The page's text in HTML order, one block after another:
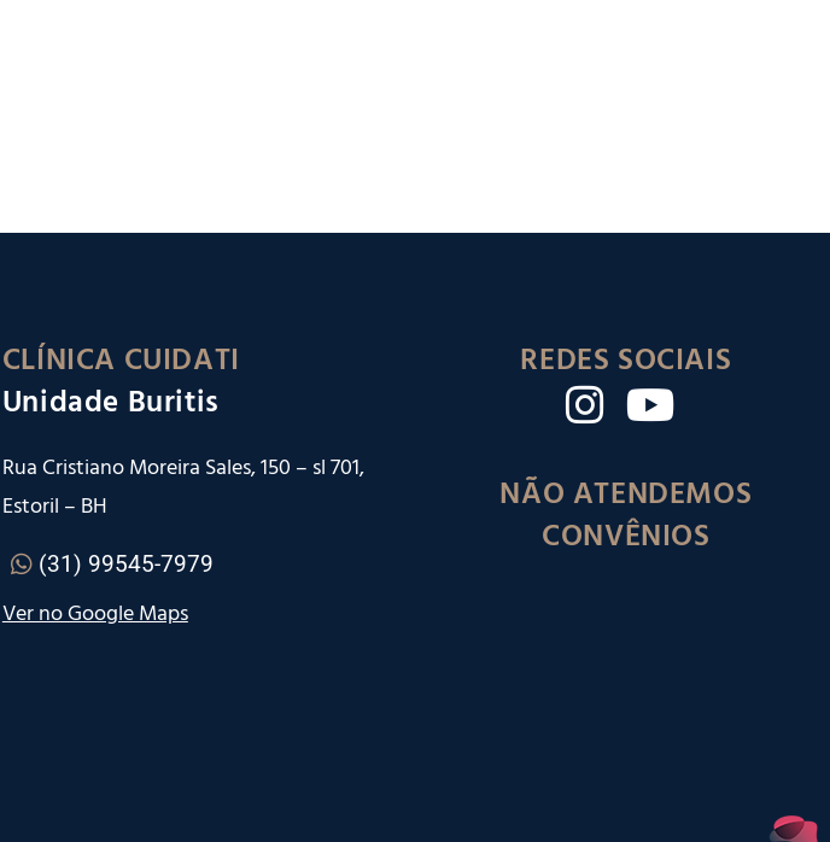
CLÍNICA CUIDATI
Unidade Buritis
Rua Cristiano Moreira Sales, 150 – sl 701,
Estoril – BH
(31) 99545-7979
Ver no Google Maps
REDES SOCIAIS
NÃO ATENDEMOS
CONVÊNIOS